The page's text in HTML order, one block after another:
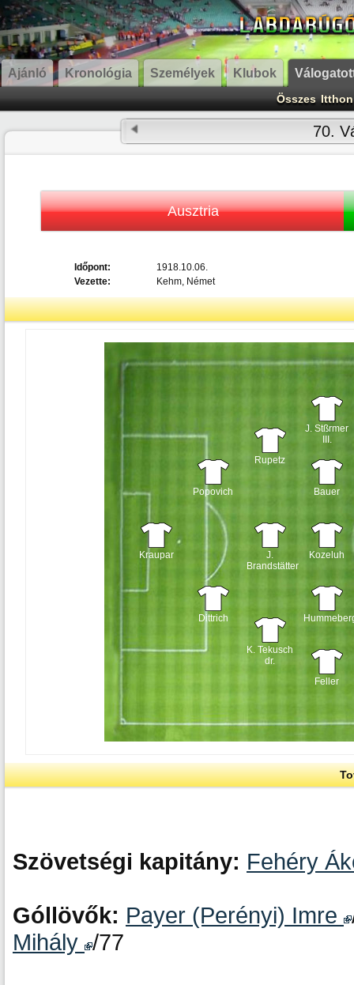
Ajánló Kronológia Személyek Klubok
Összes Itthon
70.
Ausztria
Időpont:
1918.10.06.
Vezette:
Kehm, Német
Kraupar
Popovich
Dittrich
Rupetz
J.
Brandstätter
K. Tekusch
dr.
J. Stßrmer
III.
Bauer
Kozeluh
Feller
Szövetségi kapitány: Fehéry
Góllövők: Payer (Perényi) Imre
Mihály /77